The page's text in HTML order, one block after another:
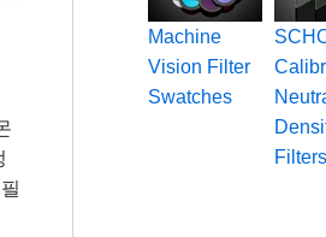
Machine
Vision Filter
Swatches
Filters